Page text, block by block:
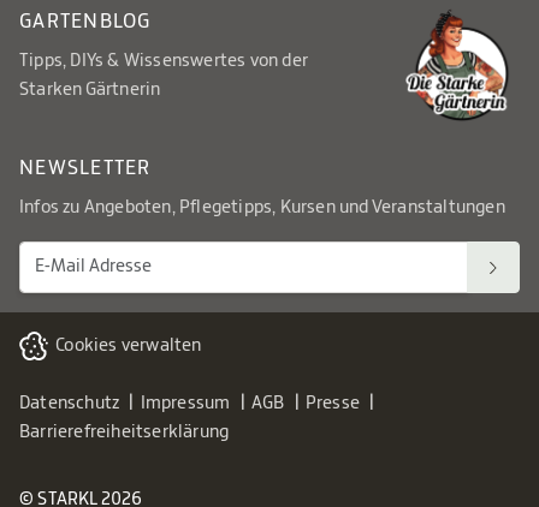
GARTENBLOG
Tipps, DIYs & Wissenswertes von der
Starken Gärtnerin
NEWSLETTER
Infos zu Angeboten, Pflegetipps, Kursen und Veranstaltungen
Cookies verwalten
Datenschutz Impressum AGB
Presse
Barrierefreiheitserklärung
© STARKL 2026